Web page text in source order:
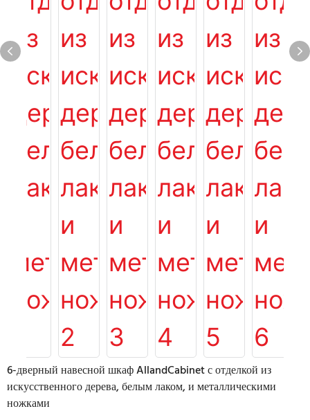
6-дверный навесной шкаф AllandCabinet с отделкой из
искусственного дерева, белым лаком, и металлическими
ножками